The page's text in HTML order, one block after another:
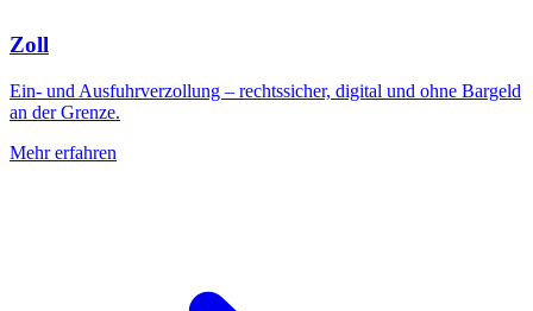
Zoll
Ein- und Ausfuhrverzollung – rechtssicher, digital und ohne Bargeld
an der Grenze.
Mehr erfahren